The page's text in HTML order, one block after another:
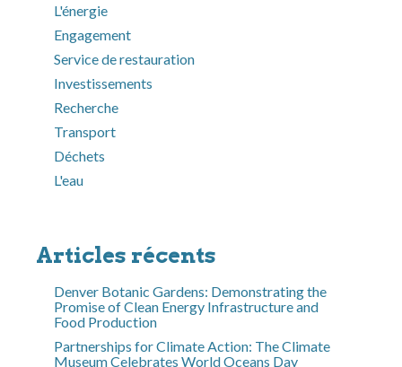
L'énergie
Engagement
Service de restauration
Investissements
Recherche
Transport
Déchets
L'eau
Articles récents
Denver Botanic Gardens: Demonstrating the
Promise of Clean Energy Infrastructure and
Food Production
Partnerships for Climate Action: The Climate
Museum Celebrates World Oceans Day